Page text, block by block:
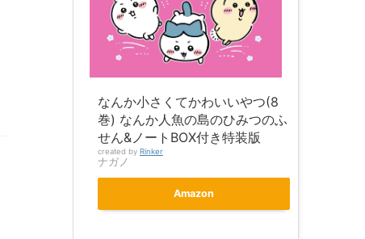
なんか小さくてかわいいやつ(8
巻) なんか人魚の島のひみつのふ
せん&ノートBOX付き特装版
created by Rinker
ナガノ
Amazon